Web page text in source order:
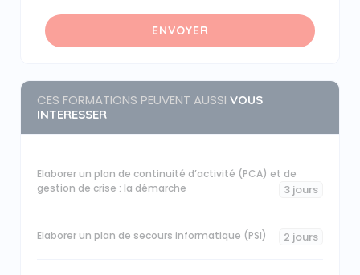
ENVOYER
CES FORMATIONS PEUVENT AUSSI VOUS
INTERESSER
Elaborer un plan de continuité d’activité (PCA) et de
gestion de crise : la démarche
3 jours
Elaborer un plan de secours informatique (PSI) 2 jours